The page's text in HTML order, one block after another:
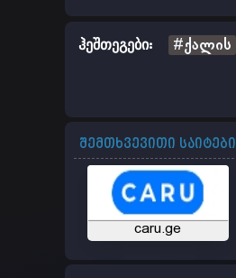
ჰეშთეგები: #ქალის
შემთხვევითი საიტები
caru.ge